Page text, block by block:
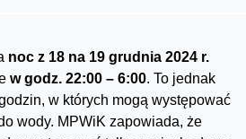
noc z 18 na 19 grudnia 2024 r.
w godz. 22:00 – 6:00. To jednak
w których mogą występować
wody. MPWiK zapowiada, że